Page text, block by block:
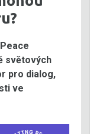
světových
pro dialog,
ve